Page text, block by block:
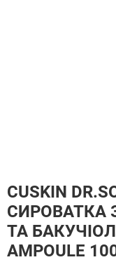
CUSKIN
СИРОВАТКА
ТА
AMPOULE